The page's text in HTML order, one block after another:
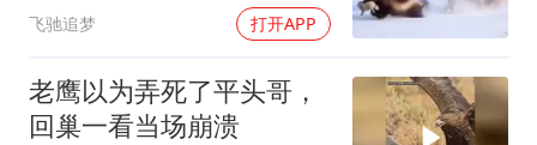
飞驰追梦 打开APP
老鹰以为弄死了平头哥，
回巢一看当场崩溃